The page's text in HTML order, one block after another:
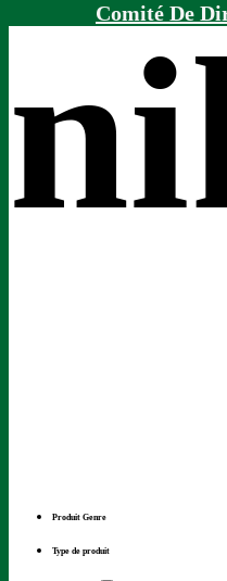
Comité De
Produit Genre
Type de produit